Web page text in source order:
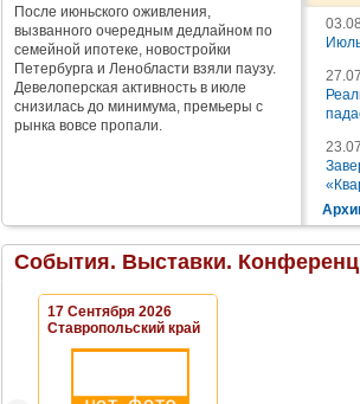
После июньского оживления,
вызванного очередным дедлайном по
семейной ипотеке, новостройки
Петербурга и Ленобласти взяли паузу.
Девелоперская активность в июле
снизилась до минимума, премьеры с
рынка вовсе пропали.
События. Выставки.
17 Сентября 2026
Ставропольский край